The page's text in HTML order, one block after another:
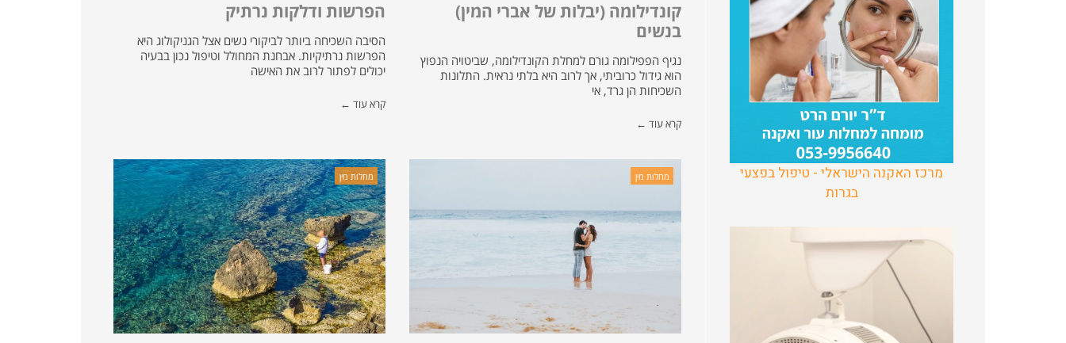
קונדילומה (יבלות של אברי המין)
בנשים
נגיף הפפילומה גורם למחלת הקונדילומה, שביטויה הנפוץ
הוא גידול כרוביתי, אך לרוב היא בלתי נראית. התלונות
השכיחות הן גרד, אי
קרא עוד ←
הפרשות ודלקות נרתיק
הסיבה השכיחה ביותר לביקורי נשים אצל הגניקולוג היא
הפרשות נרתיקיות. אבחנת המחולל וטיפול נכון בבעיה
יכולים לפתור לרוב את האישה
קרא עוד ←
מחלות מין מחלות מין
מרכז האקנה הישראלי - טיפול בפצעי
בגרות